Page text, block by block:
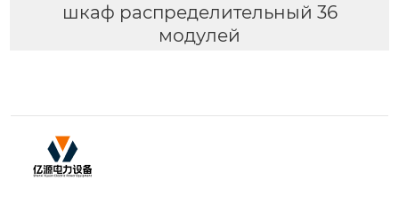
шкаф распределительный 36
модулей